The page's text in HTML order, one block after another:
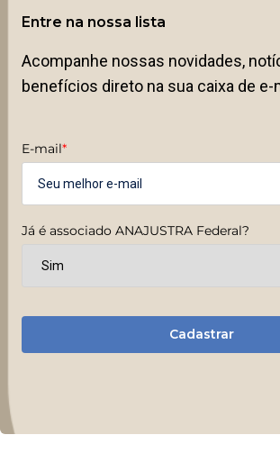
Entre na nossa lista
Acompanhe nossas novidades,
benefícios direto na sua caixa de e-
E-mail*
Já é associado ANAJUSTRA Federal?
Cadastrar